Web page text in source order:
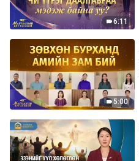
6:11
5:00